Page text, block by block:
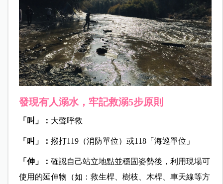
發現有人溺水，牢記救溺5步原則
「叫」： 大聲呼救
「叫」： 撥打119（消防單位）或118「海巡單位」
「伸」： 確認自己站立地點並穩固姿勢後，利用現場可
使用的延伸物（如：救生桿、樹枝、木桿、車天線等方